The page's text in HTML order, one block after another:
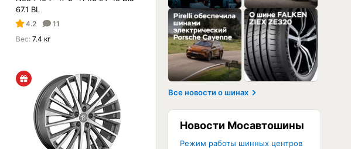
67.1 BL
4.2
11
Вес: 7.4 кг
Все новости о шинах
Новости Мосавтошины
Режим работы шинных центров